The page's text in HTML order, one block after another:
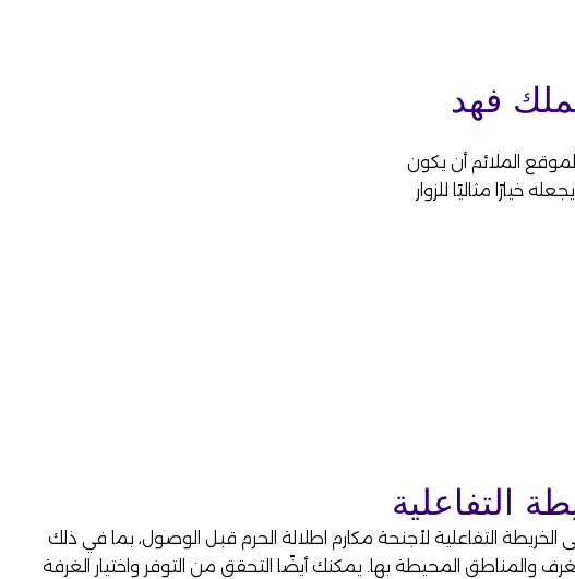
فهد
الملائم أن يكون
خيارًا مثاليًا للزوار
التفاعلية
الخريطة التفاعلية لأجنحة مكارم اطلالة الحرم قبل الوصول، بما في ذلك
والمناطق المحيطة بها. يمكنك أيضًا التحقق من التوفر واختيار الغرفة